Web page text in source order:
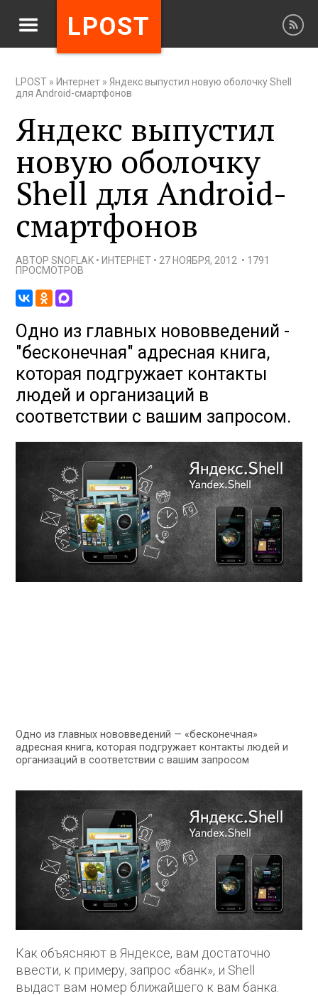
LPOST
LPOST » Интернет » Яндекс выпустил новую оболочку Shell
для Android-смартфонов
Яндекс выпустил
новую оболочку
Shell для Android-
смартфонов
АВТОРSNOFLAK • ИНТЕРНЕТ • 27 НОЯБРЯ, 2012 • 1791
ПРОСМОТРОВ
Одно из главных нововведений -
"бесконечная" адресная книга,
которая подгружает контакты
людей и организаций в
соответствии с вашим запросом.
Одно из главных нововведений — «бесконечная»
адресная книга, которая подгружает контакты людей и
организаций в соответствии с вашим запросом
Как объясняют в Яндексе, вам достаточно
ввести, к примеру, запрос «банк», и Shell
выдаст вам номер ближайшего к вам банка.